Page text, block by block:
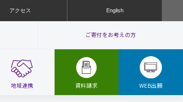
アクセス English
ご寄付をお考えの方
地域連携
セ
資料請求 WEB出願